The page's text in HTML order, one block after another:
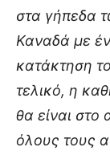
στα γήπεδα
Καναδά με
κατάκτηση
τελικό, η
θα είναι
όλους τους